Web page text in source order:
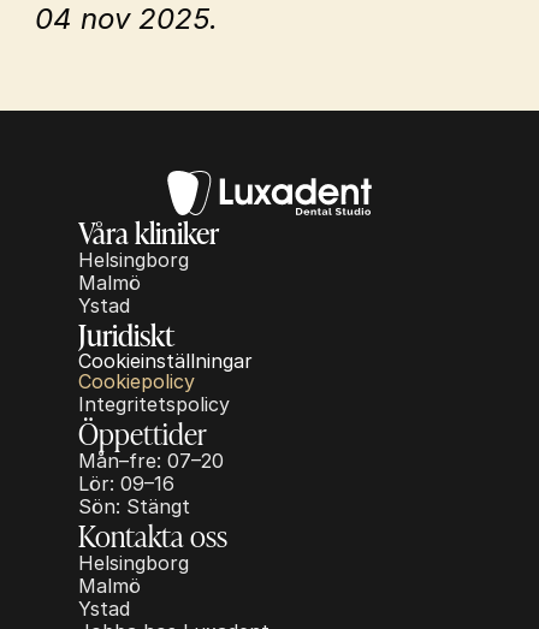
04 nov 2025.
Våra kliniker
Helsingborg
Malmö
Ystad
Juridiskt
Cookieinställningar
Cookiepolicy
Integritetspolicy
Öppettider
Mån–fre: 07–20
Lör: 09–16
Sön: Stängt
Kontakta oss
Helsingborg
Malmö
Ystad